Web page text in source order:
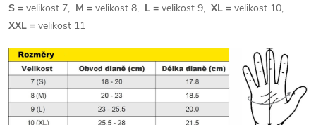
S = velikost 7, M = velikost 8, L = velikost 9, XL = velikost 10,
XXL = velikost 11